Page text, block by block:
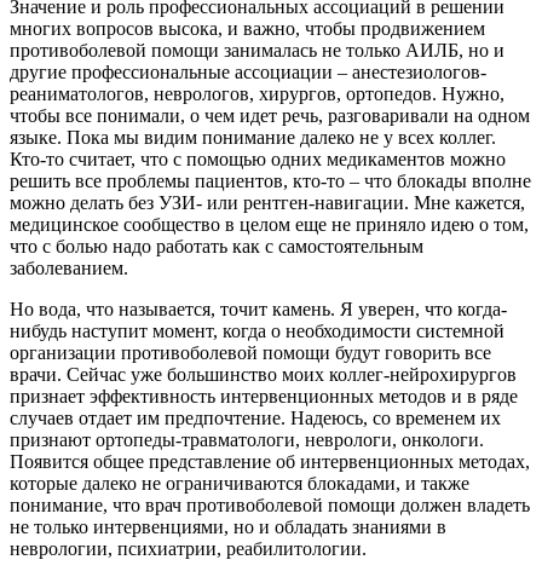
Значение и роль профессиональных ассоциаций в решении
многих вопросов высока, и важно, чтобы продвижением
противоболевой помощи занималась не только АИЛБ, но и
другие профессиональные ассоциации – анестезиологов-
реаниматологов, неврологов, хирургов, ортопедов. Нужно,
чтобы все понимали, о чем идет речь, разговаривали на одном
языке. Пока мы видим понимание далеко не у всех коллег.
Кто-то считает, что с помощью одних медикаментов можно
решить все проблемы пациентов, кто-то – что блокады вполне
можно делать без УЗИ- или рентген-навигации. Мне кажется,
медицинское сообщество в целом еще не приняло идею о том,
что с болью надо работать как с самостоятельным
заболеванием.
Но вода, что называется, точит камень. Я уверен, что когда-
нибудь наступит момент, когда о необходимости системной
организации противоболевой помощи будут говорить все
врачи. Сейчас уже большинство моих коллег-нейрохирургов
признает эффективность интервенционных методов и в ряде
случаев отдает им предпочтение. Надеюсь, со временем их
признают ортопеды-травматологи, неврологи, онкологи.
Появится общее представление об интервенционных методах,
которые далеко не ограничиваются блокадами, и также
понимание, что врач противоболевой помощи должен владеть
не только интервенциями, но и обладать знаниями в
неврологии, психиатрии, реабилитологии.